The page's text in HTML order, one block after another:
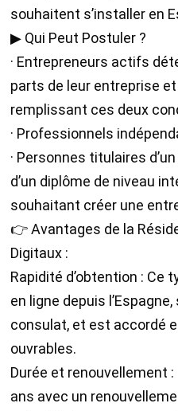
souhaitent s’installer en
▶ Qui Peut Postuler ?
· Entrepreneurs actifs
parts de leur entreprise
remplissant ces deux
· Professionnels
· Personnes titulaires
d’un diplôme de niveau
souhaitant créer une
👉 Avantages de la
Digitaux :
Rapidité d’obtention : Ce
en ligne depuis
consulat, et est accordé
ouvrables.
Durée et renouvellement
ans avec un